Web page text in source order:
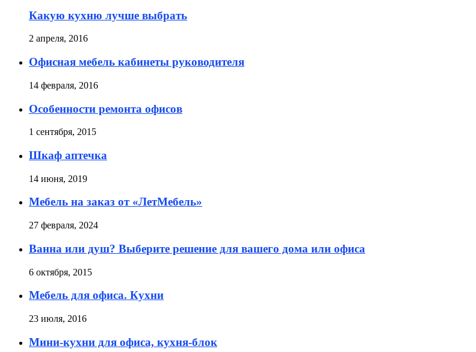
Какую кухню лучше выбрать
2 апреля, 2016
Офисная мебель кабинеты руководителя
14 февраля, 2016
Особенности ремонта офисов
1 сентября, 2015
Шкаф аптечка
14 июня, 2019
Мебель на заказ от «ЛетМебель»
27 февраля, 2024
Ванна или душ? Выберите решение для вашего дома или офиса
6 октября, 2015
Мебель для офиса. Кухни
23 июля, 2016
Мини-кухни для офиса, кухня-блок